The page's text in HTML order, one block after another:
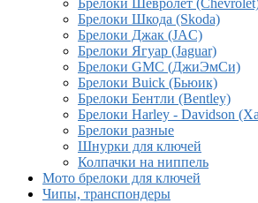
Брелоки Шевролет
Брелоки Шкода (Skoda)
Брелоки Джак (JAC)
Брелоки Ягуар (Jaguar)
Брелоки GMC (ДжиЭмСи)
Брелоки Buick (Бьюик)
Брелоки Бентли (Bentley)
Брелоки Harley - Davidson
Брелоки разные
Шнурки для ключей
Колпачки на ниппель
Мото брелоки для ключей
Чипы, транспондеры